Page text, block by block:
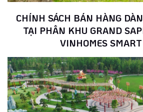
CHÍNH SÁCH BÁN HÀNG
TẠI PHÂN KHU GRAND
VINHOMES